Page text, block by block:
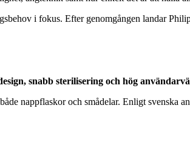
i fokus. Efter genomgången landar
snabb sterilisering och hög
nappflaskor och smådelar. Enligt svenska